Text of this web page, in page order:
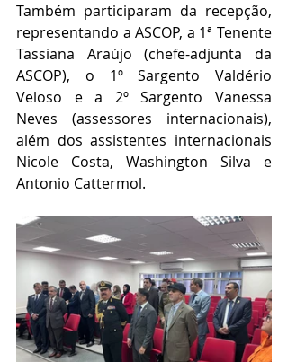
Também participaram da recepção,
representando a ASCOP, a 1ª Tenente
Tassiana Araújo (chefe-adjunta da
ASCOP), o 1º Sargento Valdério
Veloso e a 2º Sargento Vanessa
Neves (assessores internacionais),
além dos assistentes internacionais
Nicole Costa, Washington Silva e
Antonio Cattermol.